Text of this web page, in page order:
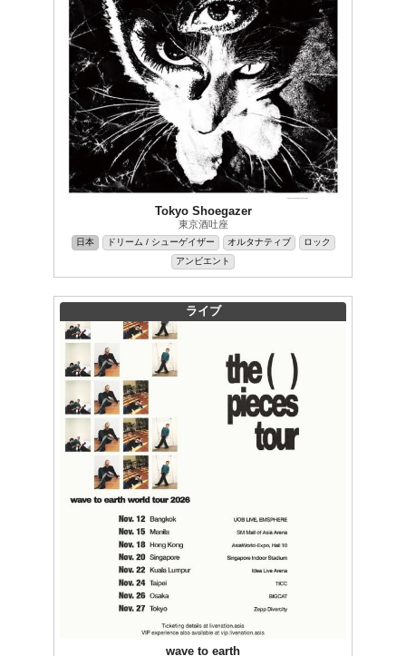
Tokyo Shoegazer
東京酒吐座
日本 ドリーム / シューゲイザー オルタナティブ
ロック
アンビエント
ライブ
wave to earth